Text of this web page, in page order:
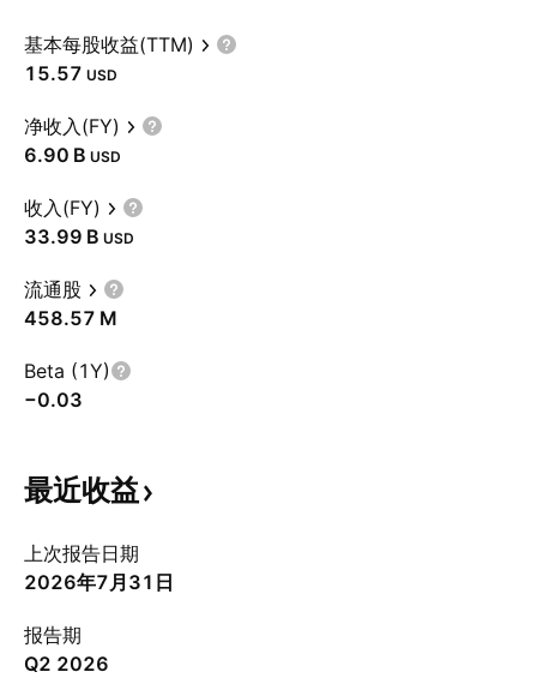
基本每股收益(TTM)
15.57 USD
净收入(FY)
‪6.90 B‬ USD
收入(FY)
‪33.99 B‬ USD
流通股
‪458.57 M‬
Beta (1Y)
−0.03
最近收益
上次报告日期
2026年7月31日
报告期
Q2 2026